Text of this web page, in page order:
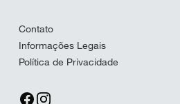
Contato
Informações Legais
Política de Privacidade